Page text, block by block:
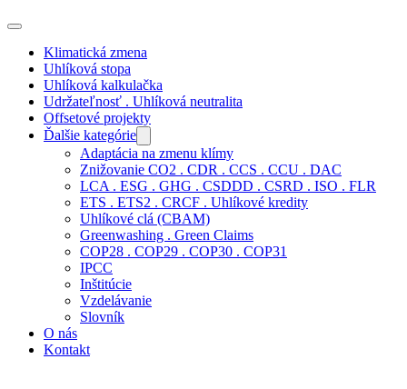
Klimatická zmena
Uhlíková stopa
Uhlíková kalkulačka
Udržateľnosť . Uhlíková neutralita
Offsetové projekty
Ďalšie kategórie
Adaptácia na zmenu klímy
Znižovanie CO2 . CDR . CCS . CCU . DAC
LCA . ESG . GHG . CSDDD . CSRD . ISO . FLR
ETS . ETS2 . CRCF . Uhlíkové kredity
Uhlíkové clá (CBAM)
Greenwashing . Green Claims
COP28 . COP29 . COP30 . COP31
IPCC
Inštitúcie
Vzdelávanie
Slovník
O nás
Kontakt